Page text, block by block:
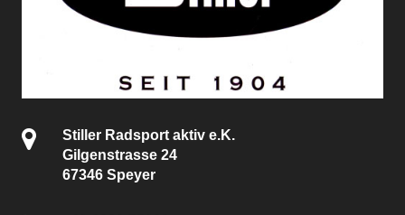
Stiller Radsport aktiv e.K.
Gilgenstrasse 24
67346 Speyer